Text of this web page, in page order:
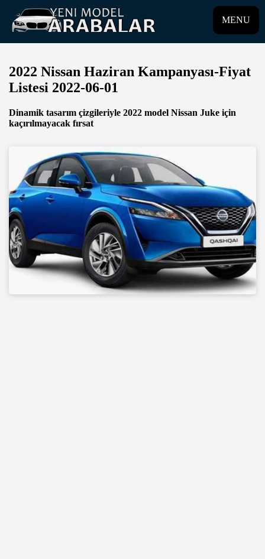
MENU
2022 Nissan Haziran Kampanyası-Fiyat
Listesi 2022-06-01
Dinamik tasarım çizgileriyle 2022 model Nissan Juke için
kaçırılmayacak fırsat